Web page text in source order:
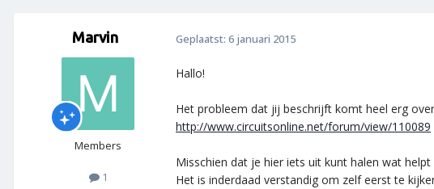
Marvin
Members
1
Geplaatst: 6 januari 2015
Hallo!
Het probleem dat jij beschrijft komt heel erg
http://www.circuitsonline.net/forum/view/110089
Misschien dat je hier iets uit kunt halen wat
Het is inderdaad verstandig om zelf eerst te